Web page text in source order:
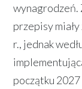
wynagrodzeń.
przepisy
r., jednak
początku 2027